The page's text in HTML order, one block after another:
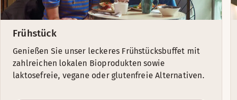
Frühstück
Genießen Sie unser leckeres Frühstücksbuffet mit
zahlreichen lokalen Bioprodukten sowie
laktosefreie, vegane oder glutenfreie Alternativen.